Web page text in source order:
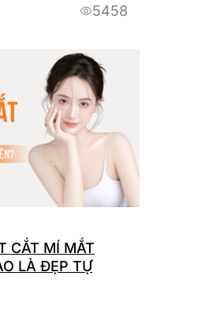
5458
CẮT MÍ MẮT
LÀ ĐẸP TỰ